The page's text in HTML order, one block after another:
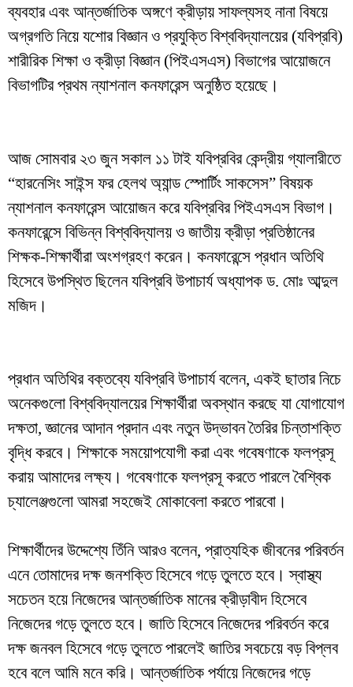
ব্যবহার এবং আন্তর্জাতিক অঙ্গণে ক্রীড়ায় সাফল্যসহ নানা বিষয়ে
অগ্রগতি নিয়ে যশোর বিজ্ঞান ও প্রযুক্তি বিশ্ববিদ্যালয়ের (যবিপ্রবি)
শারীরিক শিক্ষা ও ক্রীড়া বিজ্ঞান (পিইএসএস) বিভাগের আয়োজনে
বিভাগটির প্রথম ন্যাশনাল কনফারেন্স অনুষ্ঠিত হয়েছে।
আজ সোমবার ২৩ জুন সকাল ১১ টাই যবিপ্রবির কেন্দ্রীয় গ্যালারীতে
“হারনেসিং সাইন্স ফর হেলথ অ্যান্ড স্পোর্টিং সাকসেস” বিষয়ক
ন্যাশনাল কনফারেন্স আয়োজন করে যবিপ্রবির পিইএসএস বিভাগ।
কনফারেন্সে বিভিন্ন বিশ্ববিদ্যালয় ও জাতীয় ক্রীড়া প্রতিষ্ঠানের
শিক্ষক-শিক্ষার্থীরা অংশগ্রহণ করেন। কনফারেন্সে প্রধান অতিথি
হিসেবে উপস্থিত ছিলেন যবিপ্রবি উপাচার্য অধ্যাপক ড. মোঃ আব্দুল
মজিদ।
প্রধান অতিথির বক্তব্যে যবিপ্রবি উপাচার্য বলেন, একই ছাতার নিচে
অনেকগুলো বিশ্ববিদ্যালয়ের শিক্ষার্থীরা অবস্থান করছে যা যোগাযোগ
দক্ষতা, জ্ঞানের আদান প্রদান এবং নতুন উদ্ভাবন তৈরির চিন্তাশক্তি
বৃদ্ধি করবে। শিক্ষাকে সময়োপযোগী করা এবং গবেষণাকে ফলপ্রসূ
করায় আমাদের লক্ষ্য। গবেষণাকে ফলপ্রসূ করতে পারলে বৈশ্বিক
চ্যালেঞ্জগুলো আমরা সহজেই মোকাবেলা করতে পারবো।
শিক্ষার্থীদের উদ্দেশ্যে তিঁনি আরও বলেন, প্রাত্যহিক জীবনের পরিবর্তন
এনে তোমাদের দক্ষ জনশক্তি হিসেবে গড়ে তুলতে হবে। স্বাস্থ্য
সচেতন হয়ে নিজেদের আন্তর্জাতিক মানের ক্রীড়াবীদ হিসেবে
নিজেদের গড়ে তুলতে হবে। জাতি হিসেবে নিজেদের পরিবর্তন করে
দক্ষ জনবল হিসেবে গড়ে তুলতে পারলেই জাতির সবচেয়ে বড় বিপ্লব
হবে বলে আমি মনে করি। আন্তর্জাতিক পর্যায়ে নিজেদের গড়ে